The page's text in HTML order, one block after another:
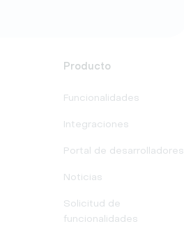
Producto
Funcionalidades
Integraciones
Portal de desarrolladores
Noticias
Solicitud de
funcionalidades